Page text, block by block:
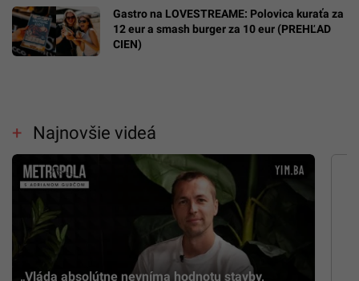
Gastro na LOVESTREAME: Polovica kuraťa za
12 eur a smash burger za 10 eur (PREHĽAD
CIEN)
Najnovšie videá
„Vláda absolútne nevníma hodnotu stavby,